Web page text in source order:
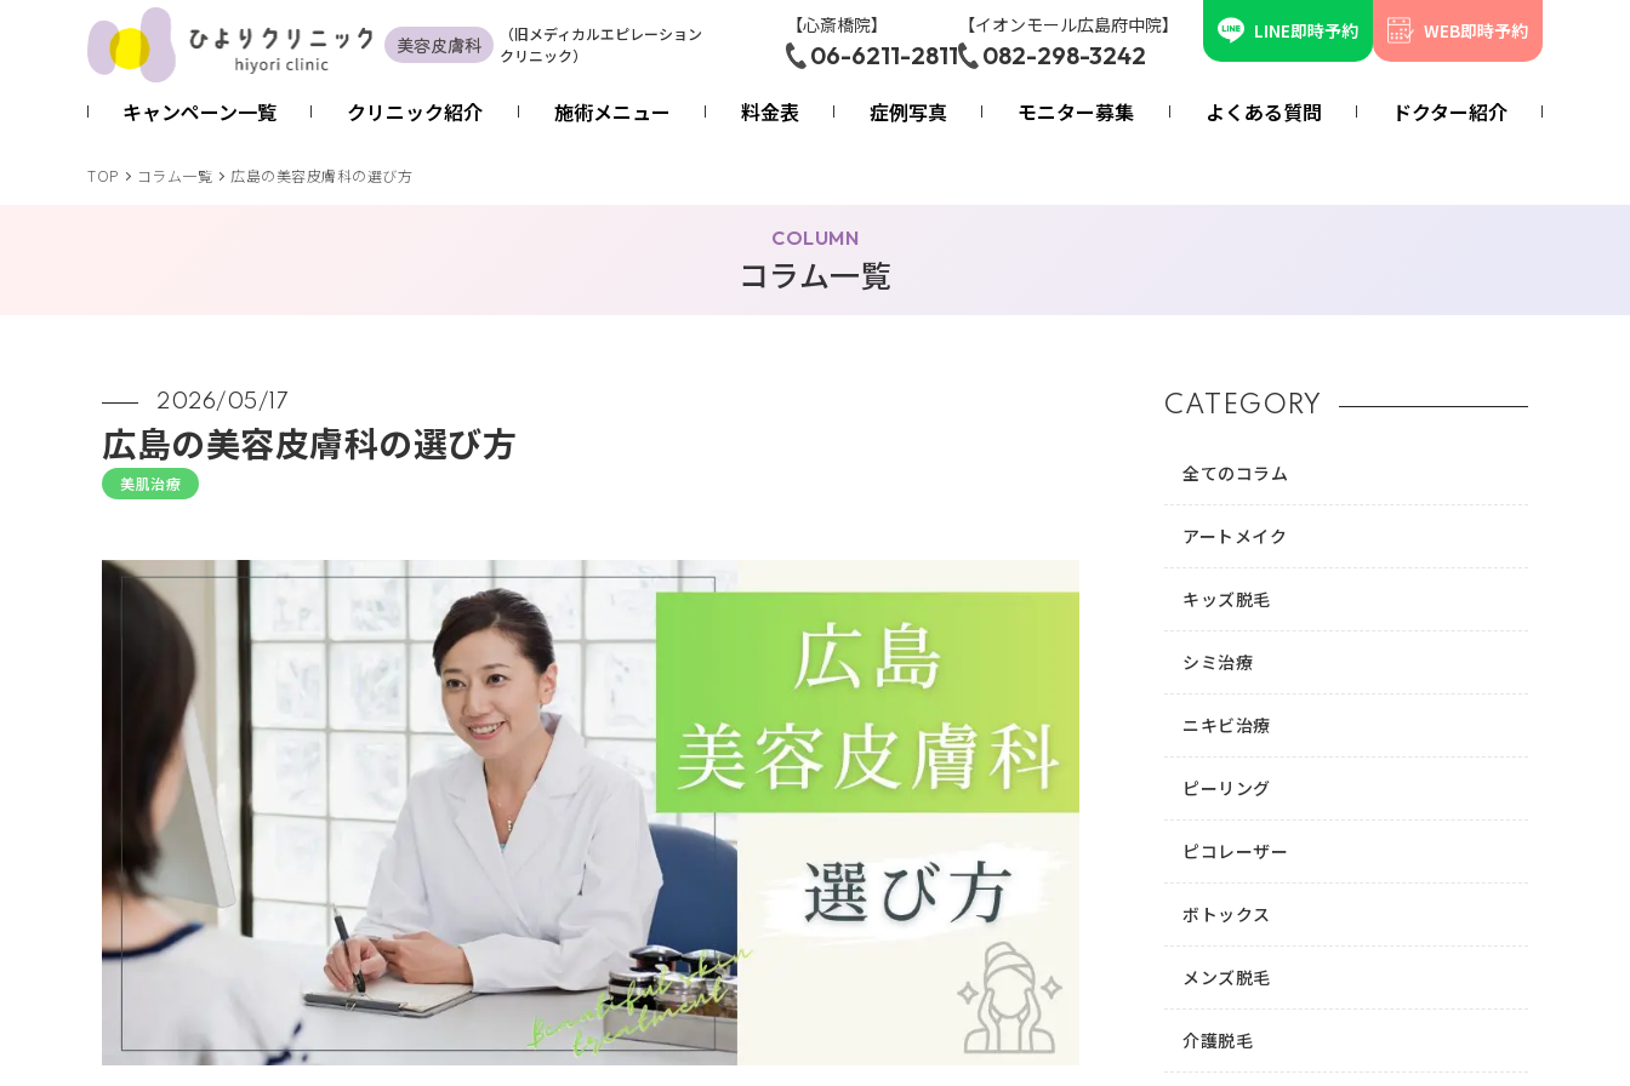
美容皮膚科 （旧メディカルエピレーション
クリニック）
【心斎橋院】
06-6211-2811
【イオンモール広島府中院】
082-298-3242
LINE即時予約 WEB即時予約
キャンペーン一覧 クリニック紹介 施術メニュー 料金表 症例写真 モニター募集 よくある質問 ドクター紹介
TOP コラム一覧 広島の美容皮膚科の選び方
COLUMN
コラム一覧
2026/05/17
広島の美容皮膚科の選び方
美肌治療
CATEGORY
全てのコラム
アートメイク
キッズ脱毛
シミ治療
ニキビ治療
ピーリング
ピコレーザー
ボトックス
メンズ脱毛
介護脱毛